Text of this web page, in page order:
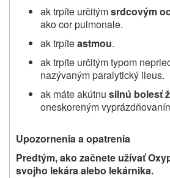
ak trpíte určitýmsrdcovým
ako cor pulmonale.
ak trpíteastmou.
ak trpíte určitým typom
nazývaným paralytický ileus.
ak máte akútnu silnú bolesť
oneskoreným
Upozornenia a opatrenia
Predtým, ako začnete užívať
svojho lekára alebo lekárnika.